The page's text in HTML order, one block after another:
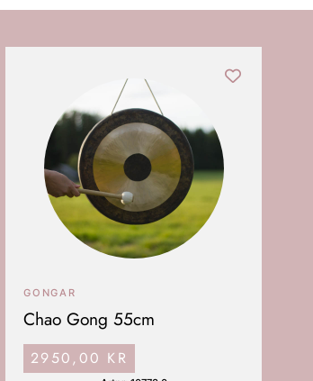
GONGAR
Chao Gong 55cm
2950,00 KR